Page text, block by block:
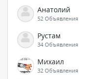
Анатолий
52 Объявления
Рустам
34 Объявления
Михаил
32 Объявления